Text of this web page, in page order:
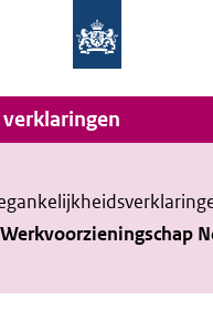
van
Zaken
en
Homepage
van
Invulassistent